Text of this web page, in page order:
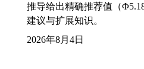
推导给出精确推荐值（
建议与扩展知识。
2026年8月4日